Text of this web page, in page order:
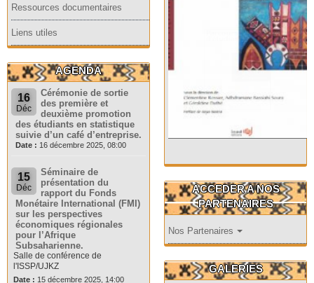
Ressources documentaires
Liens utiles
AGENDA
16
Déc
Cérémonie de sortie
des première et
deuxième promotion
des étudiants en statistique
suivie d’un café d’entreprise.
Date : 16 décembre 2025, 08:00
15
Déc
Séminaire de
présentation du
rapport du Fonds
Monétaire International (FMI)
sur les perspectives
économiques régionales
pour l’Afrique
Subsaharienne.
Salle de conférence de
l'ISSP/UJKZ
Date : 15 décembre 2025, 14:00
ACCEDER A NOS
PARTENAIRES
Nos Partenaires
GALERIES